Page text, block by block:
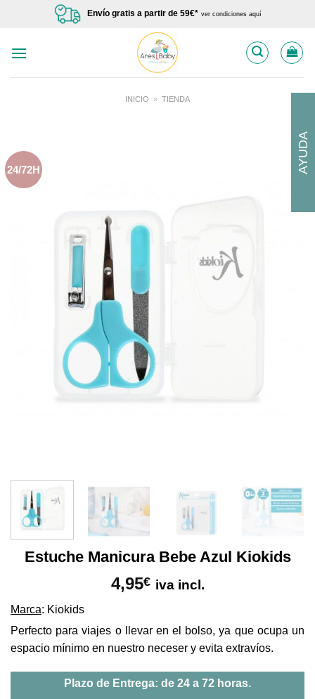
Envío gratis a partir de 59€* ver condiciones aquí
INICIO » TIENDA
24/72H
Estuche Manicura Bebe Azul Kiokids
4,95€ iva incl.
Marca: Kiokids
Perfecto para viajes o llevar en el bolso, ya que ocupa un
espacio mínimo en nuestro neceser y evita extravíos.
Plazo de Entrega: de 24 a 72 horas.
AYUDA